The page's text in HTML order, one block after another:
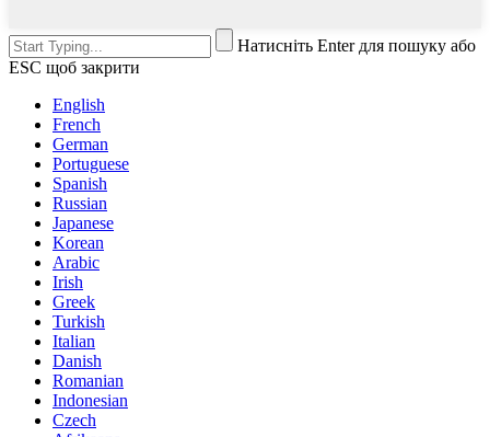
Натисніть Enter для пошуку або
ESC щоб закрити
English
French
German
Portuguese
Spanish
Russian
Japanese
Korean
Arabic
Irish
Greek
Turkish
Italian
Danish
Romanian
Indonesian
Czech